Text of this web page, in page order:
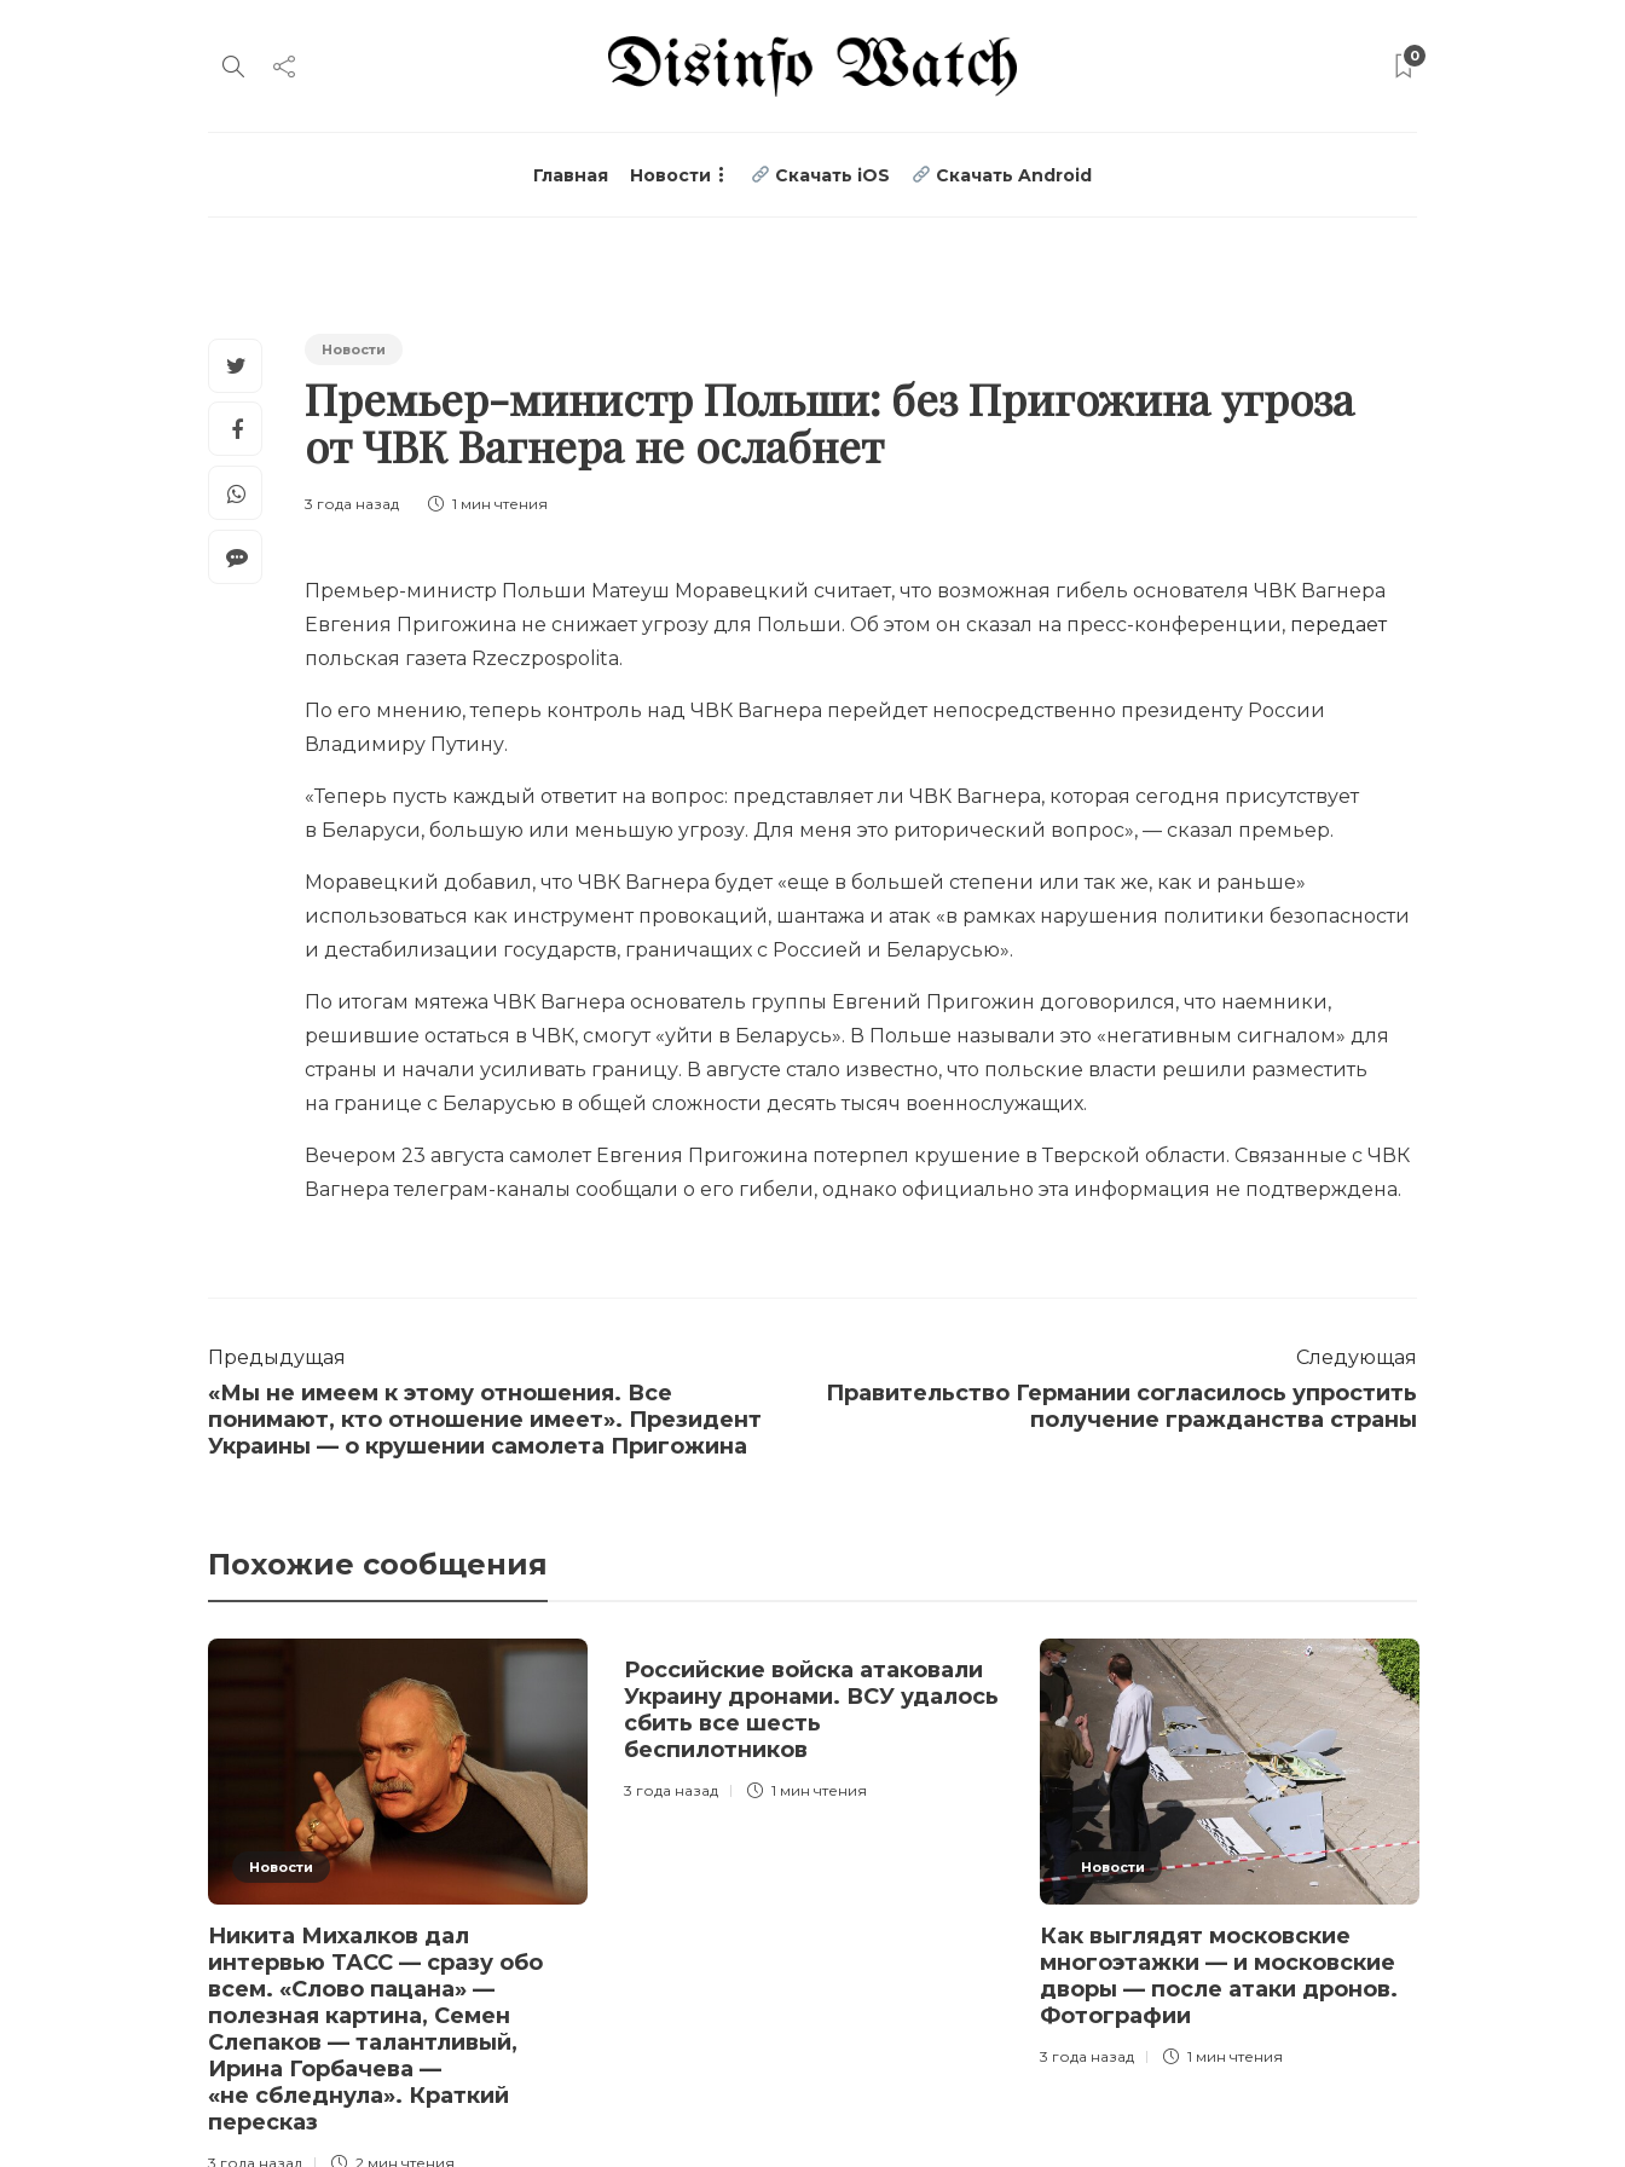
0
Главная Новости Скачать iOS Скачать Android
Новости
Премьер-министр Польши: без Пригожина угроза
от ЧВК Вагнера не ослабнет
3 года назад 1 мин чтения
Премьер-министр Польши Матеуш Моравецкий считает, что возможная гибель основателя ЧВК Вагнера
Евгения Пригожина не снижает угрозу для Польши. Об этом он сказал на пресс-конференции, передает
польская газета Rzeczpospolita.
По его мнению, теперь контроль над ЧВК Вагнера перейдет непосредственно президенту России
Владимиру Путину.
«Теперь пусть каждый ответит на вопрос: представляет ли ЧВК Вагнера, которая сегодня присутствует
в Беларуси, большую или меньшую угрозу. Для меня это риторический вопрос», — сказал премьер.
Моравецкий добавил, что ЧВК Вагнера будет «еще в большей степени или так же, как и раньше»
использоваться как инструмент провокаций, шантажа и атак «в рамках нарушения политики безопасности
и дестабилизации государств, граничащих с Россией и Беларусью».
По итогам мятежа ЧВК Вагнера основатель группы Евгений Пригожин договорился, что наемники,
решившие остаться в ЧВК, смогут «уйти в Беларусь». В Польше называли это «негативным сигналом» для
страны и начали усиливать границу. В августе стало известно, что польские власти решили разместить
на границе с Беларусью в общей сложности десять тысяч военнослужащих.
Вечером 23 августа самолет Евгения Пригожина потерпел крушение в Тверской области. Связанные с ЧВК
Вагнера телеграм-каналы сообщали о его гибели, однако официально эта информация не подтверждена.
Предыдущая
«Мы не имеем к этому отношения. Все
понимают, кто отношение имеет». Президент
Украины — о крушении самолета Пригожина
Следующая
Правительство Германии согласилось упростить
получение гражданства страны
Похожие сообщения
Новости
Никита Михалков дал
интервью ТАСС — сразу обо
всем. «Слово пацана» —
полезная картина, Семен
Слепаков — талантливый,
Ирина Горбачева —
«не сбледнула». Краткий
пересказ
3 года назад 2 мин чтения
Российские войска атаковали
Украину дронами. ВСУ удалось
сбить все шесть
беспилотников
3 года назад 1 мин чтения
Новости
Как выглядят московские
многоэтажки — и московские
дворы — после атаки дронов.
Фотографии
3 года назад 1 мин чтения